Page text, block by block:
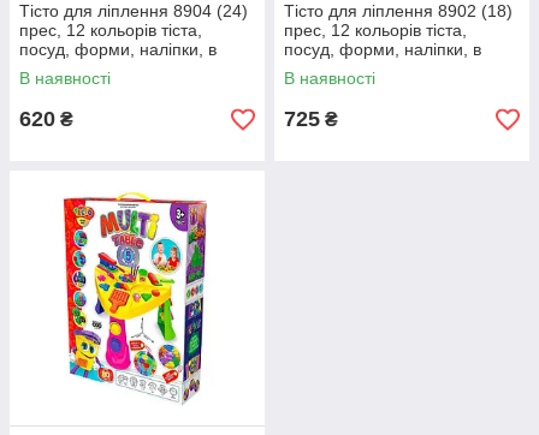
Тісто для ліплення 8904 (24)
прес, 12 кольорів тіста,
посуд, форми, наліпки, в
коробці
В наявності
620 ₴
Тісто для ліплення 8902 (18)
прес, 12 кольорів тіста,
посуд, форми, наліпки, в
коробці
В наявності
725 ₴